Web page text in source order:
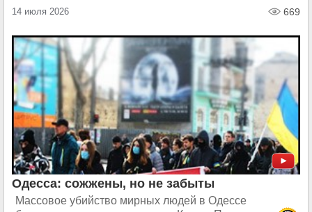
14 июля 2026 669
Одесса: сожжены, но не забыты
Массовое убийство мирных людей в Одессе